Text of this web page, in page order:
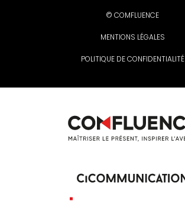
© COMFLUENCE
MENTIONS LÉGALES
POLITIQUE DE CONFIDENTIALITÉ